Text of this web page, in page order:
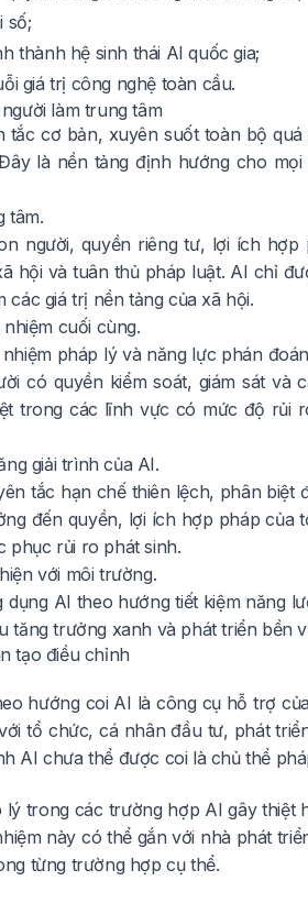
số;
thành hệ sinh thái AI quốc gia;
giá trị công nghệ toàn cầu.
làm trung tâm
tắc cơ bản, xuyên suốt toàn bộ
là nền tảng định hướng cho
tâm.
người, quyền riêng tư, lợi ích hợp
hội và tuân thủ pháp luật. AI chỉ
giá trị nền tảng của xã hội.
cuối cùng.
pháp lý và năng lực phán
có quyền kiểm soát, giám sát và
trong các lĩnh vực có mức độ rủi
giải trình của AI.
tắc hạn chế thiên lệch, phân biệt
đến quyền, lợi ích hợp pháp của
phục rủi ro phát sinh.
với môi trường.
AI theo hướng tiết kiệm năng
tăng trưởng xanh và phát triển bền
tạo điều chỉnh
hướng coi AI là công cụ hỗ trợ
tổ chức, cá nhân đầu tư, phát
AI chưa thể được coi là chủ thể
trong các trường hợp AI gây thiệt
này có thể gắn với nhà phát
từng trường hợp cụ thể.